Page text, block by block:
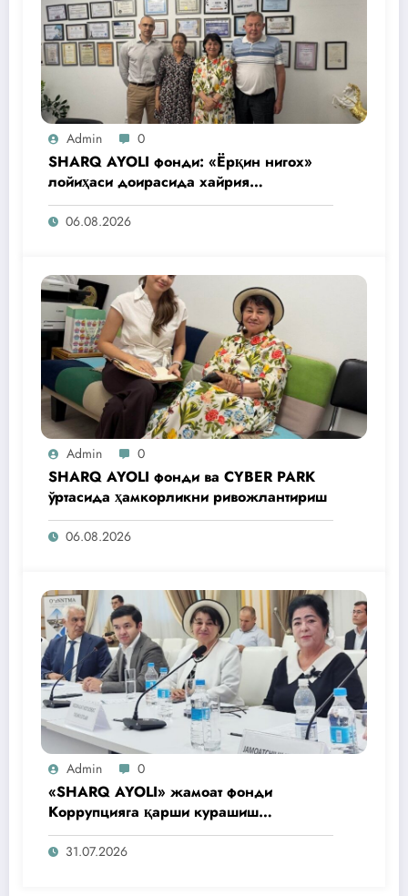
Admin 0
SHARQ AYOLI фонди: «Ёрқин нигох»
лойиҳаси доирасида хайрия
операциялари ўтказилади
06.08.2026
Admin 0
SHARQ AYOLI фонди ва CYBER PARK
ўртасида ҳамкорликни ривожлантириш
06.08.2026
Admin 0
«SHARQ AYOLI» жамоат фонди
Коррупцияга қарши курашиш
агентлигидаги жамоат эшитувида
ташаббусларини тақдим этди
31.07.2026